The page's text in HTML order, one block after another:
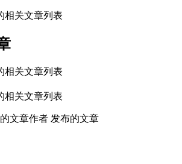
相关文章列表
相关文章列表
相关文章列表
的文章作者 发布的文章